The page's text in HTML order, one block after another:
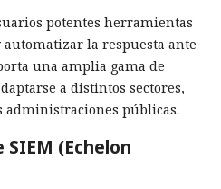
potentes herramientas
la respuesta ante
una amplia gama de
a distintos sectores,
públicas.
SIEM (Echelon